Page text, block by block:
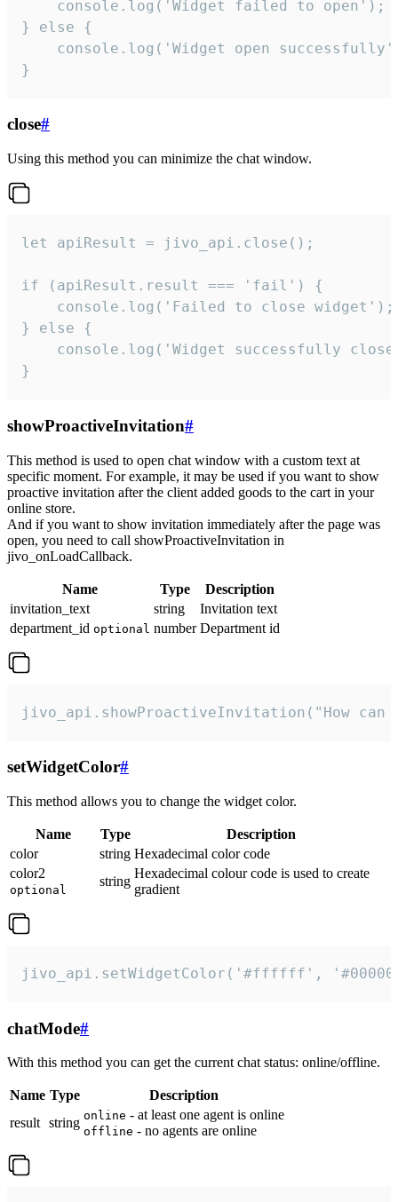
    console.log('Widget failed to open');
} else {
console.log('Widget open
}
close#
Using this method you can minimize the chat window.
let apiResult = jivo_api.close();
if (apiResult.result === 'fail') {
    console.log('Failed to close widget');
} else {
console.log('Widget successfully
}
showProactiveInvitation#
This method is used to open chat window with a custom text at
specific moment. For example, it may be used if you want to show
proactive invitation after the client added goods to the cart in your
online store.
And if you want to show invitation immediately after the page was
open, you need to call showProactiveInvitation in
jivo_onLoadCallback.
Name Type
Description
invitation_text
string
Invitation text
department_id optional number Department id
jivo_api.showProactiveInvitation("How
setWidgetColor#
This method allows you to change the widget color.
Name Type
Description
color
string Hexadecimal color code
color2
optional
string
Hexadecimal colour code is used to create
gradient
jivo_api.setWidgetColor('#ffffff',
chatMode#
With this method you can get the current chat status: online/offline.
Name Type
Description
result string online - at least one agent is online
offline - no agents are online